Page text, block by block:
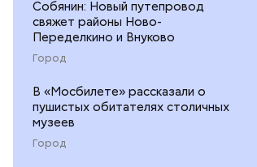
Собянин: Новый путепровод
свяжет районы Ново-
Переделкино и Внуково
Город
В «Мосбилете» рассказали о
пушистых обитателях столичных
музеев
Город